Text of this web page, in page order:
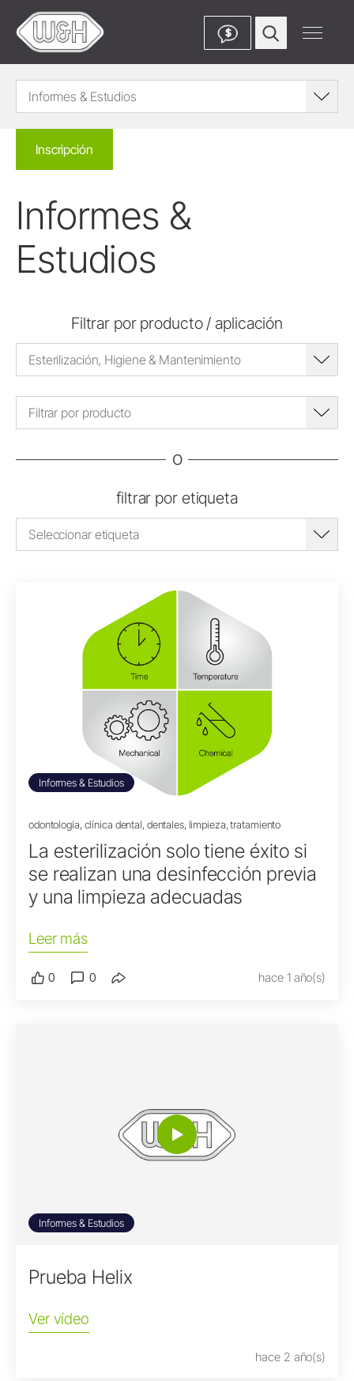
$
Informes & Estudios
Inscripción
Informes &
Estudios
Filtrar por producto / aplicación
Esterilización, Higiene & Mantenimiento
Filtrar por producto
o
filtrar por etiqueta
Seleccionar etiqueta
Informes & Estudios
odontología, clínica dental, dentales, limpieza, tratamiento
La esterilización solo tiene éxito si
se realizan una desinfección previa
y una limpieza adecuadas
Leer más
0 0 hace 1 año(s)
Informes & Estudios
Prueba Helix
Ver vídeo
hace 2 año(s)